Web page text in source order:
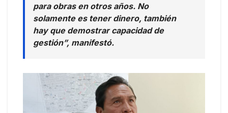
para obras en otros años. No
solamente es tener dinero, también
hay que demostrar capacidad de
gestión”, manifestó.